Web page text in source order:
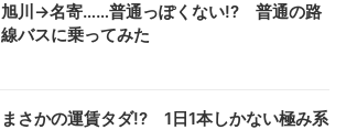
旭川→名寄……普通っぽくない!? 普通の路
線バスに乗ってみた
まさかの運賃タダ!? 1日1本しかない極み系